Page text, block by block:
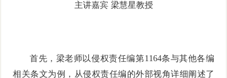
主讲嘉宾 梁慧星教授
首先，梁老师以侵权责任编第1164条与其他各编
相关条文为例，从侵权责任编的外部视角详细阐述了